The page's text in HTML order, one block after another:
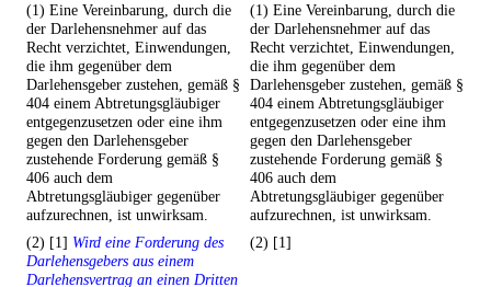
(1) Eine Vereinbarung, durch die
der Darlehensnehmer auf das
Recht verzichtet, Einwendungen,
die ihm gegenüber dem
Darlehensgeber zustehen, gemäß §
404 einem Abtretungsgläubiger
entgegenzusetzen oder eine ihm
gegen den Darlehensgeber
zustehende Forderung gemäß §
406 auch dem
Abtretungsgläubiger gegenüber
aufzurechnen, ist unwirksam.
(1) Eine Vereinbarung, durch die
der Darlehensnehmer auf das
Recht verzichtet, Einwendungen,
die ihm gegenüber dem
Darlehensgeber zustehen, gemäß §
404 einem Abtretungsgläubiger
entgegenzusetzen oder eine ihm
gegen den Darlehensgeber
zustehende Forderung gemäß §
406 auch dem
Abtretungsgläubiger gegenüber
aufzurechnen, ist unwirksam.
(2) [1] Wird eine Forderung des
Darlehensgebers aus einem
Darlehensvertrag an einen Dritten
(2) [1]